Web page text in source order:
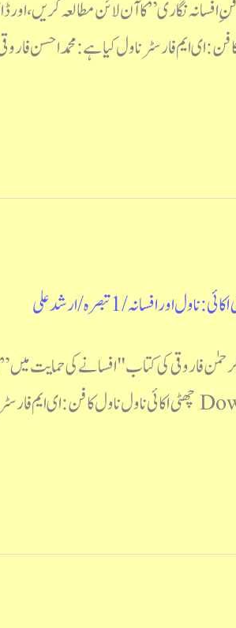
افسانہ نگاری” کا آن لائن مطالعہ
: ناول اور افسانہ/1 تبصرہ /ارشد علی
فاروقی کی کتاب "افسانے کی حمایت